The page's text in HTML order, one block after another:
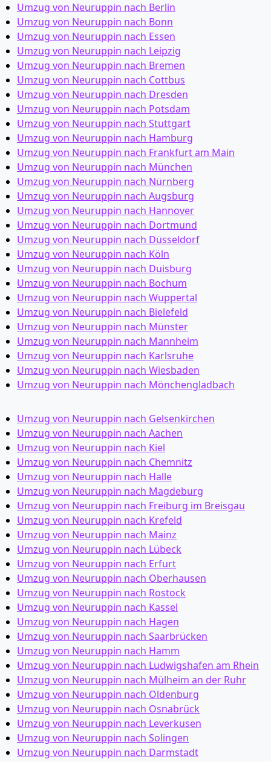
Umzug von Neuruppin nach Berlin
Umzug von Neuruppin nach Bonn
Umzug von Neuruppin nach Essen
Umzug von Neuruppin nach Leipzig
Umzug von Neuruppin nach Bremen
Umzug von Neuruppin nach Cottbus
Umzug von Neuruppin nach Dresden
Umzug von Neuruppin nach Potsdam
Umzug von Neuruppin nach Stuttgart
Umzug von Neuruppin nach Hamburg
Umzug von Neuruppin nach Frankfurt am Main
Umzug von Neuruppin nach München
Umzug von Neuruppin nach Nürnberg
Umzug von Neuruppin nach Augsburg
Umzug von Neuruppin nach Hannover
Umzug von Neuruppin nach Dortmund
Umzug von Neuruppin nach Düsseldorf
Umzug von Neuruppin nach Köln
Umzug von Neuruppin nach Duisburg
Umzug von Neuruppin nach Bochum
Umzug von Neuruppin nach Wuppertal
Umzug von Neuruppin nach Bielefeld
Umzug von Neuruppin nach Münster
Umzug von Neuruppin nach Mannheim
Umzug von Neuruppin nach Karlsruhe
Umzug von Neuruppin nach Wiesbaden
Umzug von Neuruppin nach Mönchen­gladbach
Umzug von Neuruppin nach Gelsenkirchen
Umzug von Neuruppin nach Aachen
Umzug von Neuruppin nach Kiel
Umzug von Neuruppin nach Chemnitz
Umzug von Neuruppin nach Halle
Umzug von Neuruppin nach Magdeburg
Umzug von Neuruppin nach Freiburg im Breisgau
Umzug von Neuruppin nach Krefeld
Umzug von Neuruppin nach Mainz
Umzug von Neuruppin nach Lübeck
Umzug von Neuruppin nach Erfurt
Umzug von Neuruppin nach Oberhausen
Umzug von Neuruppin nach Rostock
Umzug von Neuruppin nach Kassel
Umzug von Neuruppin nach Hagen
Umzug von Neuruppin nach Saarbrücken
Umzug von Neuruppin nach Hamm
Umzug von Neuruppin nach Ludwigshafen am Rhein
Umzug von Neuruppin nach Mülheim an der Ruhr
Umzug von Neuruppin nach Oldenburg
Umzug von Neuruppin nach Osnabrück
Umzug von Neuruppin nach Leverkusen
Umzug von Neuruppin nach Solingen
Umzug von Neuruppin nach Darmstadt